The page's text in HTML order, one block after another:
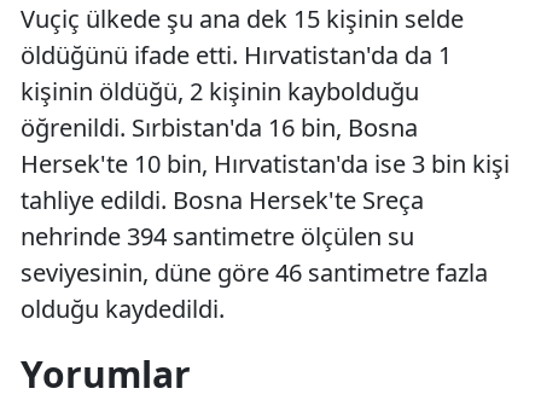
Vuçiç ülkede şu ana dek 15 kişinin selde
öldüğünü ifade etti. Hırvatistan'da da 1
kişinin öldüğü, 2 kişinin kaybolduğu
öğrenildi. Sırbistan'da 16 bin, Bosna
Hersek'te 10 bin, Hırvatistan'da ise 3 bin kişi
tahliye edildi. Bosna Hersek'te Sreça
nehrinde 394 santimetre ölçülen su
seviyesinin, düne göre 46 santimetre fazla
olduğu kaydedildi.
Yorumlar